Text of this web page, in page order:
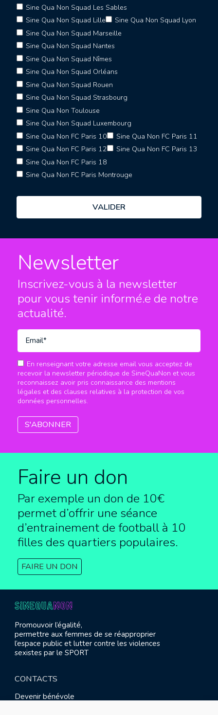
Sine Qua Non Squad Les Sables
Sine Qua Non Squad Lille
Sine Qua Non Squad Lyon
Sine Qua Non Squad Marseille
Sine Qua Non Squad Nantes
Sine Qua Non Squad Nîmes
Sine Qua Non Squad Orléans
Sine Qua Non Squad Rouen
Sine Qua Non Squad Strasbourg
Sine Qua Non Toulouse
Sine Qua Non Squad Luxembourg
Sine Qua Non FC Paris 10
Sine Qua Non FC Paris 11
Sine Qua Non FC Paris 12
Sine Qua Non FC Paris 13
Sine Qua Non FC Paris 18
Sine Qua Non FC Paris Montrouge
Newsletter
Inscrivez-vous à la newsletter
pour vous tenir informé.e de notre
actualité.
En renseignant votre adresse email vous acceptez de
recevoir la newsletter périodique de SineQuaNon et vous
reconnaissez avoir pris connaissance des mentions
légales et des clauses relatives à la protection de vos
données personnelles.
Faire un don
Par exemple un don de 10€
permet d’offrir une séance
d’entrainement de football à 10
filles des quartiers populaires.
FAIRE UN DON
Promouvoir l’égalité,
permettre aux femmes de se réapproprier
l’espace public et lutter contre les violences
sexistes par le SPORT
CONTACTS
Devenir bénévole